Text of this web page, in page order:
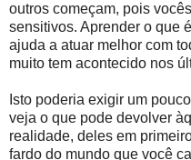
outros começam, pois
sensitivos. Aprender o que
ajuda a atuar melhor com
muito tem acontecido nos
Isto poderia exigir um
veja o que pode devolver
realidade, deles em
fardo do mundo que você